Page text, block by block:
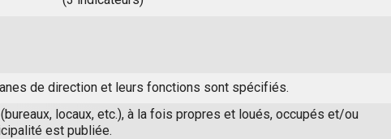
de direction et leurs fonctions sont spécifiés.
locaux, etc.), à la fois propres et loués, occupés et/ou
est publiée.